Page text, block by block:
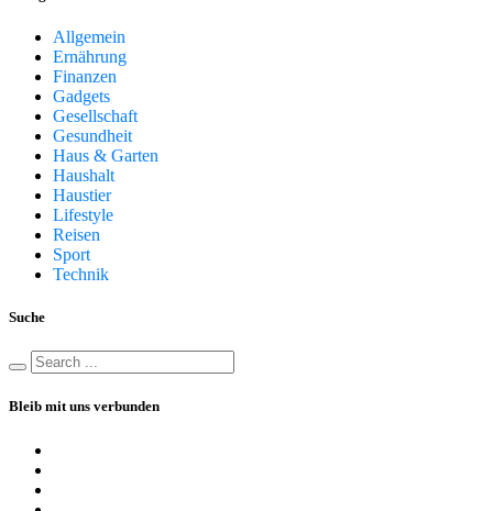
Allgemein
Ernährung
Finanzen
Gadgets
Gesellschaft
Gesundheit
Haus & Garten
Haushalt
Haustier
Lifestyle
Reisen
Sport
Technik
Suche
Bleib mit uns verbunden